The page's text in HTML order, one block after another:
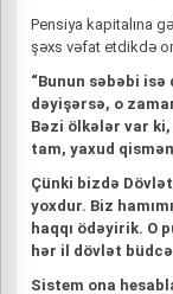
Pensiya kapitalına
şəxs vəfat etdikdə
“Bunun səbəbi isə
dəyişərsə, o
Bəzi ölkələr var
tam, yaxud
Çünki bizdə
yoxdur. Biz
haqqı ödəyirik. O
hər il dövlət
Sistem ona